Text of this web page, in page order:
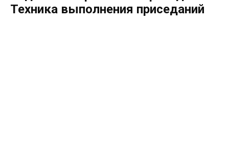
Техника выполнения приседаний